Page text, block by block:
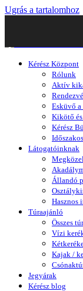
Ugrás a tartalomhoz
Kérész Központ
Rólunk
Aktív
Esküvő
Kikötő
Kérész
Látogatóinknak
Állandó
Hasznos
Túraajánló
Összes
Vízi
Kajak /
Jegyárak
Kérész blog